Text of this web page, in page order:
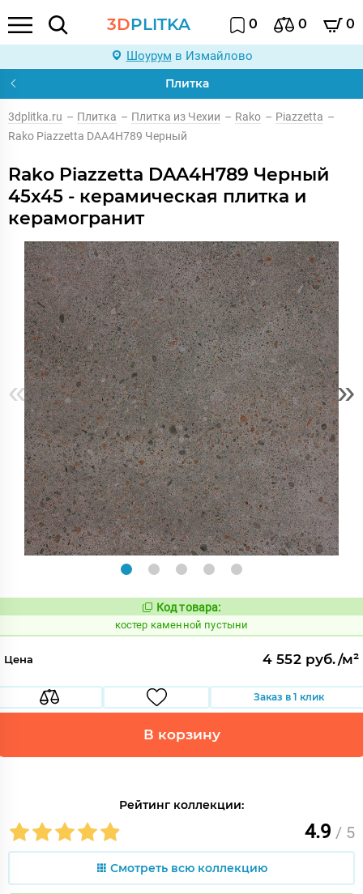
3DPLITKA 0 0 0
Шоурум в Измайлово
Плитка
3dplitka.ru – Плитка – Плитка из Чехии – Rako – Piazzetta –
Rako Piazzetta DAA4H789 Черный
Rako Piazzetta DAA4H789 Черный
45x45 - керамическая плитка и
керамогранит
« »
Код:
801575
Код товара:
костер каменной пустыни
Цена 4 552 руб./м²
Заказ в 1 клик
В корзину
Рейтинг коллекции:
4.9 / 5
Смотреть всю коллекцию